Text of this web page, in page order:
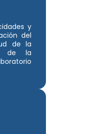
y
del
de la
de la